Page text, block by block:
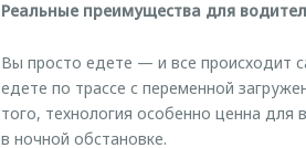
Реальные преимущества для
Вы просто едете — и все происходит
едете по трассе с переменной
того, технология особенно ценна
в ночной обстановке.